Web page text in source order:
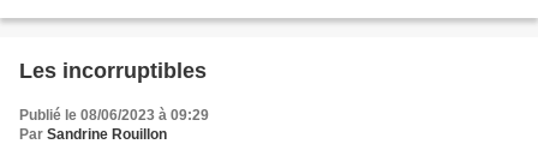
Les incorruptibles
Publié le 08/06/2023 à 09:29
Par Sandrine Rouillon